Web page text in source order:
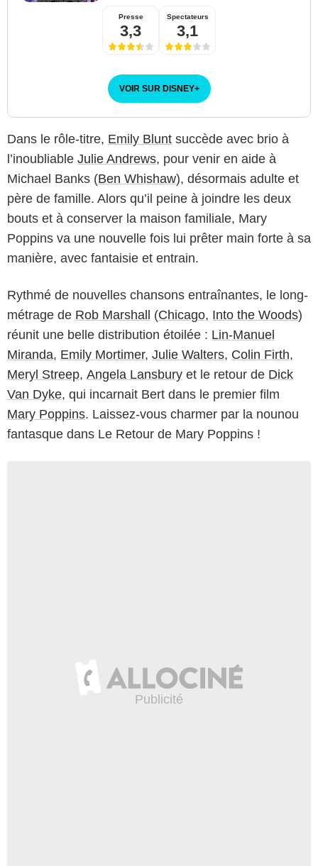
Presse
3,3
Spectateurs
3,1
VOIR SUR DISNEY+
Dans le rôle-titre, Emily Blunt succède avec brio à
l’inoubliable Julie Andrews, pour venir en aide à
Michael Banks (Ben Whishaw), désormais adulte et
père de famille. Alors qu’il peine à joindre les deux
bouts et à conserver la maison familiale, Mary
Poppins va une nouvelle fois lui prêter main forte à sa
manière, avec fantaisie et entrain.
Rythmé de nouvelles chansons entraînantes, le long-
métrage de Rob Marshall (Chicago, Into the Woods)
réunit une belle distribution étoilée : Lin-Manuel
Miranda, Emily Mortimer, Julie Walters, Colin Firth,
Meryl Streep, Angela Lansbury et le retour de Dick
Van Dyke, qui incarnait Bert dans le premier film
Mary Poppins. Laissez-vous charmer par la nounou
fantasque dans Le Retour de Mary Poppins !